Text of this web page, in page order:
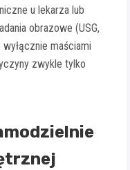
u lekarza lub
obrazowe (USG,
wyłącznie maściami
zwykle tylko